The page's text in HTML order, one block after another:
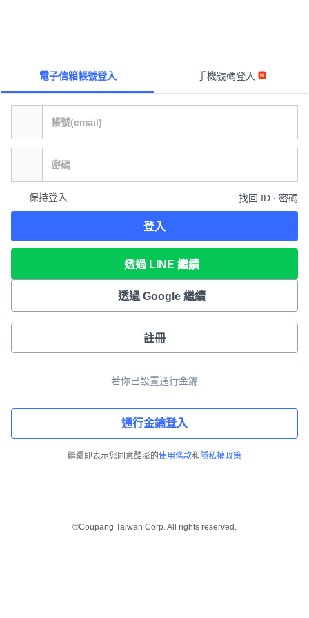
電子信箱帳號登入 手機號碼登入
保持登入 找回 ID ∙ 密碼
登入
透過 LINE 繼續
透過 Google 繼續
註冊
若你已設置通行金鑰
通行金鑰登入
繼續即表示您同意酷澎的使用條款和 隱私權政策
©Coupang Taiwan Corp. All rights reserved.